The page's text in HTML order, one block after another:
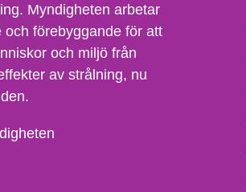
Myndigheten arbetar
och förebyggande för att
och miljö från
av strålning, nu